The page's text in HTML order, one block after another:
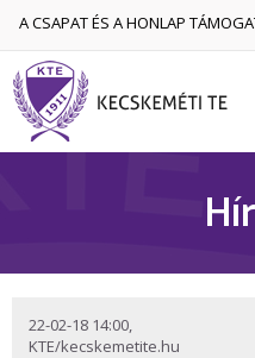
A CSAPAT ÉS A HONLAP
22-02-18 14:00,
KTE/kecskemetite.hu